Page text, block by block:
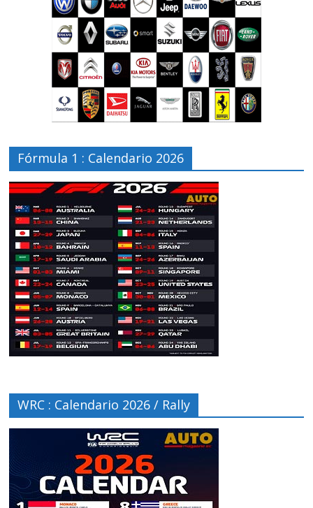
Fórmula 1 : Calendario 2026
WRC : Calendario 2026 / Rally